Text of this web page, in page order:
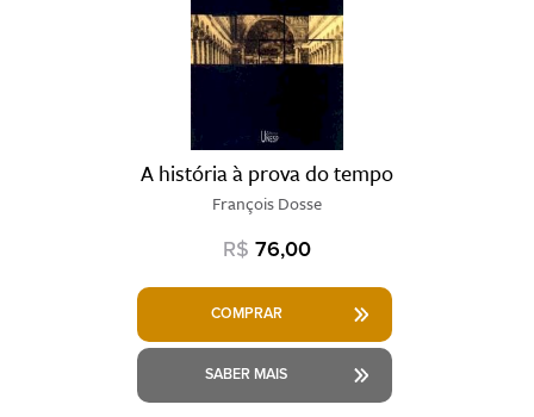
A história à prova do tempo
François Dosse
R$ 76,00
COMPRAR
SABER MAIS